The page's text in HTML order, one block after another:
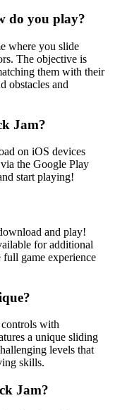
do you play?
where you slide
The objective is
them with their
obstacles and
Jam?
on iOS devices
the Google Play
start playing!
and play!
for additional
full game experience
with
a unique sliding
levels that
skills.
Jam?